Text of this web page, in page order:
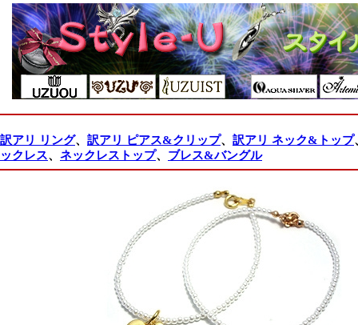
訳アリ リング、 訳アリ ピアス&クリップ、 訳アリ ネック&トップ
ックレス、 ネックレストップ、 ブレス&バングル